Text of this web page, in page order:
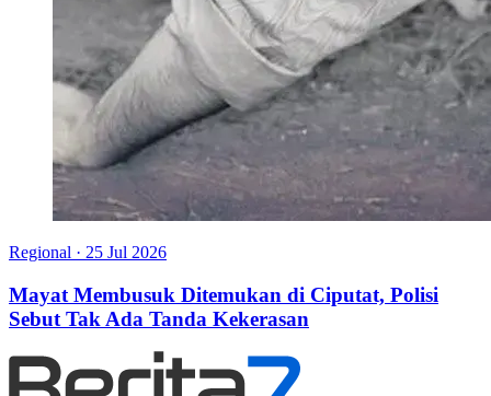
Regional · 25 Jul 2026
Mayat Membusuk Ditemukan di Ciputat, Polisi
Sebut Tak Ada Tanda Kekerasan